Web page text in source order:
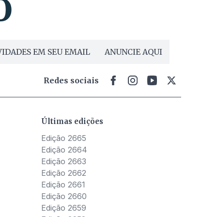
EM SEU EMAIL ANUNCIE AQUI
Redes sociais
Últimas edições
Edição 2665
Edição 2664
Edição 2663
Edição 2662
Edição 2661
Edição 2660
Edição 2659